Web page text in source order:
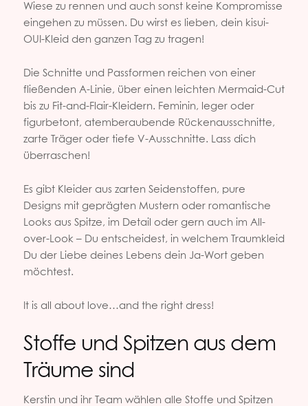
Wiese zu rennen und auch sonst keine Kompromisse
eingehen zu müssen. Du wirst es lieben, dein kisui-
OUI-Kleid den ganzen Tag zu tragen!
Die Schnitte und Passformen reichen von einer
fließenden A-Linie, über einen leichten Mermaid-Cut
bis zu Fit-and-Flair-Kleidern. Feminin, leger oder
figurbetont, atemberaubende Rückenausschnitte,
zarte Träger oder tiefe V-Ausschnitte. Lass dich
überraschen!
Es gibt Kleider aus zarten Seidenstoffen, pure
Designs mit geprägten Mustern oder romantische
Looks aus Spitze, im Detail oder gern auch im All-
over-Look – Du entscheidest, in welchem Traumkleid
Du der Liebe deines Lebens dein Ja-Wort geben
möchtest.
It is all about love…and the right dress!
Stoffe und Spitzen aus dem
Träume sind
Kerstin und ihr Team wählen alle Stoffe und Spitzen